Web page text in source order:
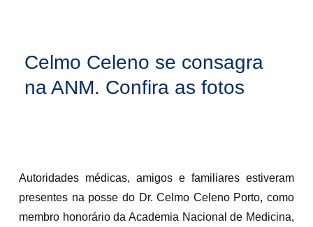
Celmo Celeno se consagra
na ANM. Confira as fotos
Autoridades médicas, amigos e familiares estiveram
presentes na posse do Dr. Celmo Celeno Porto, como
membro honorário da Academia Nacional de Medicina,